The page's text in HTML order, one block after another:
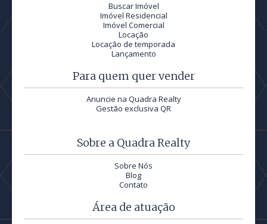
Buscar Imóvel
Imóvel Residencial
Imóvel Comercial
Locação
Locação de temporada
Lançamento
Para quem quer vender
Anuncie na Quadra Realty
Gestão exclusiva QR
Sobre a Quadra Realty
Sobre Nós
Blog
Contato
Área de atuação